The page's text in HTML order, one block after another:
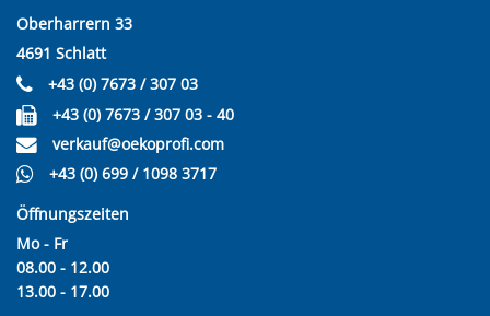
Oberharrern 33
4691 Schlatt
+43 (0) 7673 / 307 03
+43 (0) 7673 / 307 03 - 40
verkauf@oekoprofi.com
+43 (0) 699 / 1098 3717
Öffnungszeiten
Mo - Fr
08.00 - 12.00
13.00 - 17.00